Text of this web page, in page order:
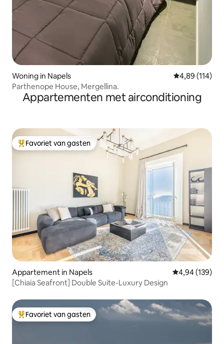
Woning in Napels Gemiddelde
4,89 (114)
Parthenope House, Mergellina.
Appartementen met airconditioning
Topfavoriet van gasten
Favoriet van gasten
Appartement in Napels Gemiddelde
4,94 (139)
[Chiaia Seafront] Double Suite-Luxury Design
Topfavoriet van gasten
Favoriet van gasten